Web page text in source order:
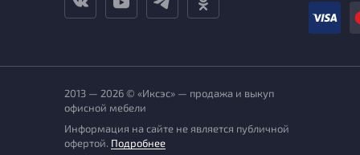
2013 — 2026 © «Иксэс» — продажа и выкуп
офисной мебели
Информация на сайте не является публичной
офертой. Подробнее